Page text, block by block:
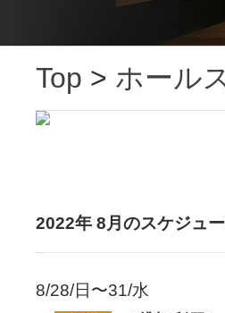
Top > ホール
2022年 8月のスケジュ
8/28/日〜31/水